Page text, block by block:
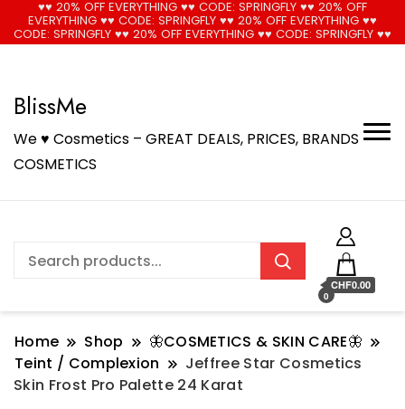
♥♥ 20% OFF EVERYTHING ♥♥ CODE: SPRINGFLY ♥♥ 20% OFF
EVERYTHING ♥♥ CODE: SPRINGFLY ♥♥ 20% OFF EVERYTHING ♥♥
CODE: SPRINGFLY ♥♥ 20% OFF EVERYTHING ♥♥ CODE: SPRINGFLY ♥♥
BlissMe
We ♥ Cosmetics – GREAT DEALS, PRICES, BRANDS
COSMETICS
0
CHF0.00
Home Shop
🦋COSMETICS & SKIN CARE🦋
Teint / Complexion
Jeffree Star Cosmetics
Skin Frost Pro Palette 24 Karat
🚚 Free Shipping on all orders📦 Cool!